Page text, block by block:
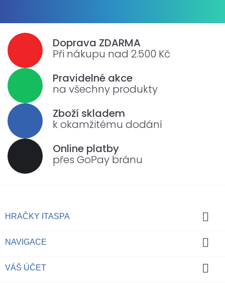
Doprava ZDARMA
Při nákupu nad 2.500 Kč
Pravidelné akce
na všechny produkty
Zboží skladem
k okamžitému dodání
Online platby
přes GoPay bránu
HRAČKY ITASPA 
NAVIGACE 
VÁŠ ÚČET 